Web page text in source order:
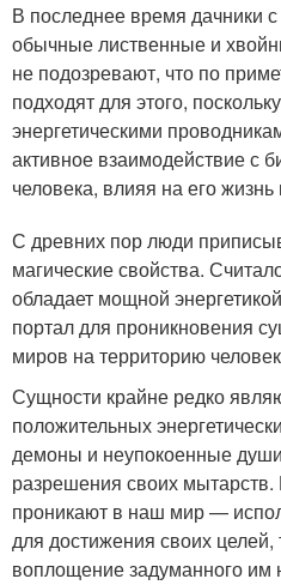
В последнее время дачники
обычные лиственные и
не подозревают, что по
подходят для этого,
энергетическими
активное взаимодействие с
человека, влияя на его
С древних пор люди
магические свойства.
обладает мощной
портал для проникновения
миров на территорию
Сущности крайне редко
положительных
демоны и неупокоенные
разрешения своих
проникают в наш мир —
для достижения своих целей,
воплощение задуманного им